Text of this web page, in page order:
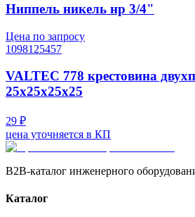
Ниппель никель нр 3/4"
Цена по запросу
1098125457
VALTEC 778 крестовина
25x25x25x25
29 ₽
цена уточняется в КП
B2B-каталог инженерного
Каталог